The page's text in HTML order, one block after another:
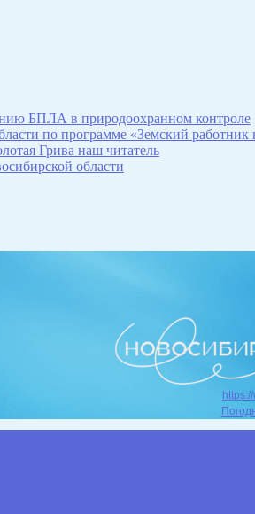
БПЛА в природоохранном контроле
по программе «Земский работник
Грива наш читатель
области